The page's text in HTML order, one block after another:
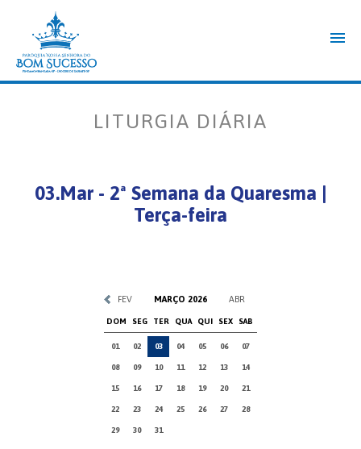
LITURGIA DIÁRIA
03.Mar - 2ª Semana da Quaresma |
Terça-feira
FEV MARÇO 2026 ABR
DOM SEG TER QUA QUI SEX SAB
01 02 03 04 05 06 07
08 09 10 11 12 13 14
15 16 17 18 19 20 21
22 23 24 25 26 27 28
29 30 31